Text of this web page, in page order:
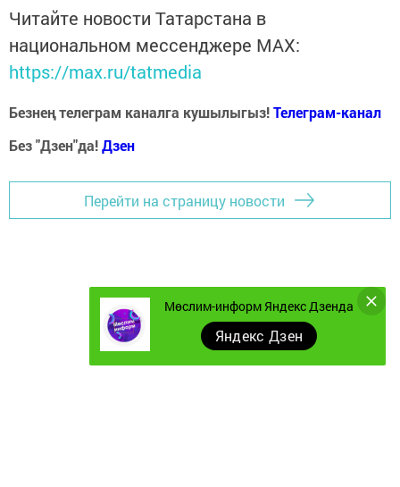
Читайте новости Татарстана в
национальном мессенджере MАХ:
https://max.ru/tatmedia
Безнең телеграм каналга кушылыгыз!Телеграм-канал
Без "Дзен"да!Дзен
Перейти на страницу новости
Мөслим-информ Яндекс Дзенда
Яндекс Дзен